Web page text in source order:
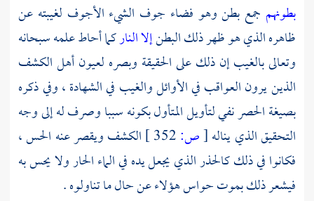
بطونهم جمع بطن وهو فضاء جوف الشيء الأجوف لغيبته عن
ظاهره الذي هو ظهر ذلك البطنإلا الناركما أحاط علمه سبحانه
وتعالى بالغيب إن ذلك على الحقيقة وبصره لعيون أهل الكشف
الذين يرون العواقب في الأوائل والغيب في الشهادة ، وفي ذكره
بصيغة الحصر نفي لتأويل المتأول بكونه سببا وصرف له إلى وجه
التحقيق الذي يناله[ص:
الكشف ويقصر عنه الحس ،
فكانوا في ذلك كالحذر الذي يجعل يده في الماء الحار ولا يحس به
فيشعر ذلك بموت حواس هؤلاء عن حال ما تناولوه .